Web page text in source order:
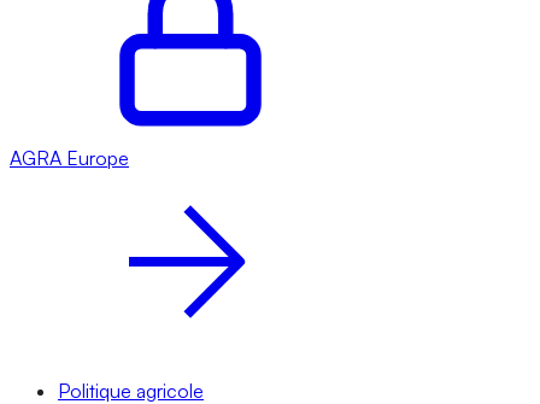
AGRA Europe
Politique agricole